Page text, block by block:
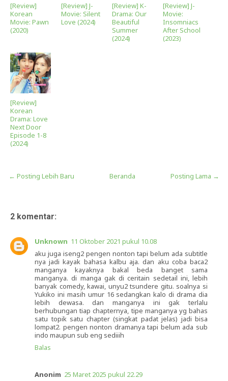
[Review]
Korean
Movie: Pawn
(2020)
[Review] J-
Movie: Silent
Love (2024)
[Review] K-
Drama: Our
Beautiful
Summer
(2024)
[Review] J-
Movie:
Insomniacs
After School
(2023)
[Review]
Korean
Drama: Love
Next Door
Episode 1-8
(2024)
← Posting Lebih Baru Posting Lama →
Beranda
2 komentar:
Unknown 11 Oktober 2021 pukul 10.08
aku juga iseng2 pengen nonton tapi belum ada subtitle
nya jadi kayak bahasa kalbu aja. dan aku coba baca2
manganya kayaknya bakal beda banget sama
manganya. di manga gak di ceritain sedetail ini, lebih
banyak comedy, kawai, unyu2 tsundere gitu. soalnya si
Yukiko ini masih umur 16 sedangkan kalo di drama dia
lebih dewasa. dan manganya ini gak terlalu
berhubungan tiap chapternya, tipe manganya yg bahas
satu topik satu chapter (singkat padat jelas) jadi bisa
lompat2. pengen nonton dramanya tapi belum ada sub
indo maupun sub eng sediiih
Balas
Anonim 25 Maret 2025 pukul 22.29